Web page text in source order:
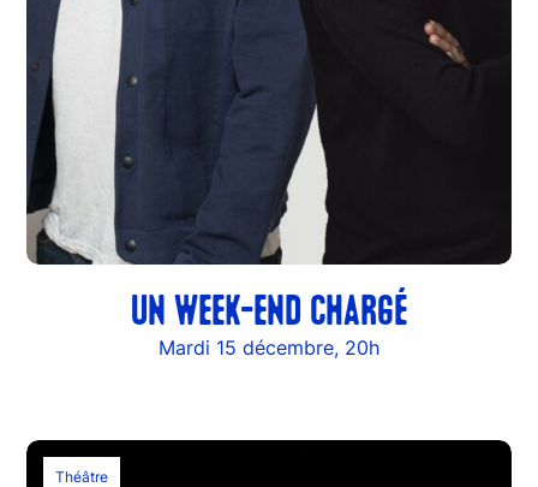
UN WEEK-END CHARGÉ
Mardi 15 décembre, 20h
Théâtre